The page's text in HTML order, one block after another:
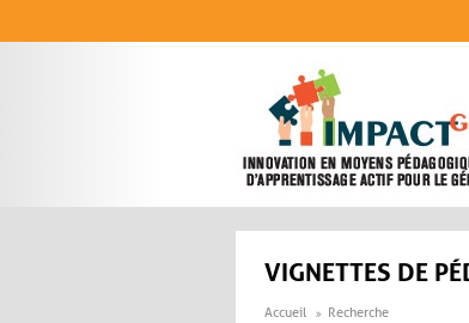
VIGNETTES DE
Accueil Recherche